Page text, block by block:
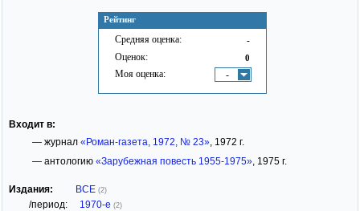
Рейтинг
Средняя оценка: -
Оценок: 0
Моя оценка: -
Входит в:
— журнал «Роман-газета, 1972, № 23», 1972 г.
— антологию «Зарубежная повесть 1955-1975», 1975 г.
Издания: ВСЕ (2)
/период: 1970-е (2)